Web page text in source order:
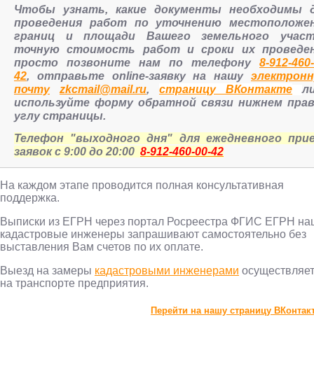
Чтобы узнать, какие документы необходимы
проведения работ по уточнению
границ и площади Вашего земельного
точную стоимость работ и сроки их
просто позвоните нам по телефону 8-912-
42, отправьте online-заявку на нашу
почту
zkcmail@mail.ru, страницу ВКонтакте
используйте форму обратной связи нижнем
углу страницы.
Телефон "выходного дня" для ежедневного
заявок с 9:00 до 20:00 8-912-460-00-42
На каждом этапе проводится полная консультативная
поддержка.
Выписки из ЕГРН через портал Росреестра ФГИС ЕГРН
кадастровые инженеры запрашивают самостоятельно без
выставления Вам счетов по их оплате.
Выезд на замеры кадастровыми инженерами
на транспорте предприятия.
Перейти на нашу страницу